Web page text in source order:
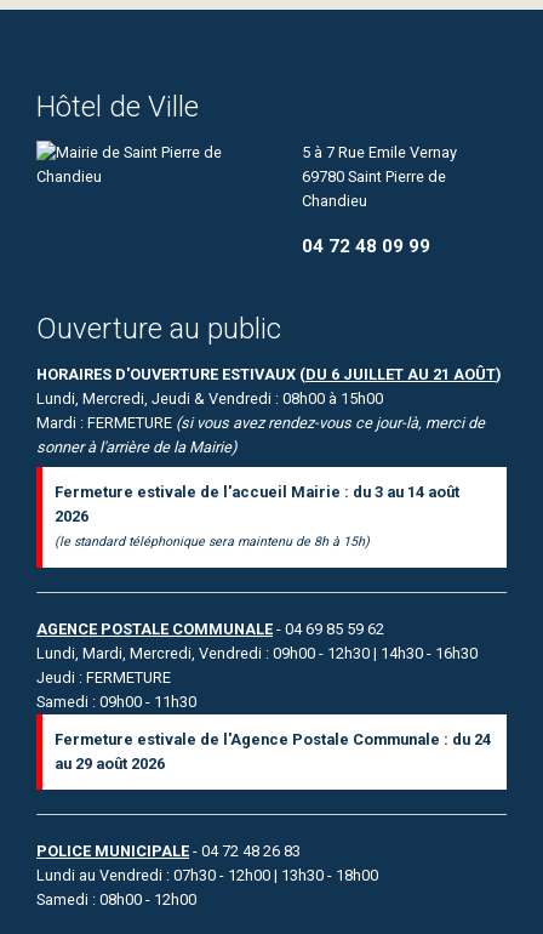
Hôtel de Ville
5 à 7 Rue Emile Vernay
69780 Saint Pierre de
Chandieu
04 72 48 09 99
Ouverture au public
HORAIRES D'OUVERTURE ESTIVAUX (DU 6 JUILLET AU 21 AOÛT)
Lundi, Mercredi, Jeudi & Vendredi : 08h00 à 15h00
Mardi : FERMETURE (si vous avez rendez-vous ce jour-là, merci de
sonner à l'arrière de la Mairie)
Fermeture estivale de l'accueil Mairie : du 3 au 14 août
2026
(le standard téléphonique sera maintenu de 8h à 15h)
AGENCE POSTALE COMMUNALE - 04 69 85 59 62
Lundi, Mardi, Mercredi, Vendredi : 09h00 - 12h30 | 14h30 - 16h30
Jeudi : FERMETURE
Samedi : 09h00 - 11h30
Fermeture estivale de l'Agence Postale Communale : du 24
au 29 août 2026
POLICE MUNICIPALE - 04 72 48 26 83
Lundi au Vendredi : 07h30 - 12h00 | 13h30 - 18h00
Samedi : 08h00 - 12h00